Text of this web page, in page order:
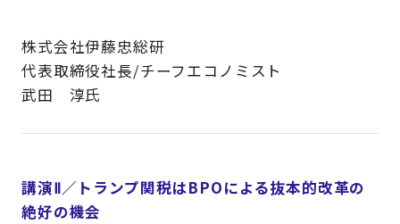
株式会社伊藤忠総研
代表取締役社長/チーフエコノミスト
武田 淳氏
講演Ⅱ／トランプ関税はBPOによる抜本的改革の
絶好の機会